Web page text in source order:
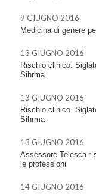
9 GIUGNO 2016
Medicina di genere
13 GIUGNO 2016
Rischio clinico.
Sihrma
13 GIUGNO 2016
Rischio clinico.
Sihrma
13 GIUGNO 2016
Assessore Telesca :
le professioni
14 GIUGNO 2016